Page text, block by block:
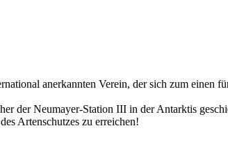
anerkannten Verein, der sich zum
der Neumayer-Station III in der Antarktis
Artenschutzes zu erreichen!